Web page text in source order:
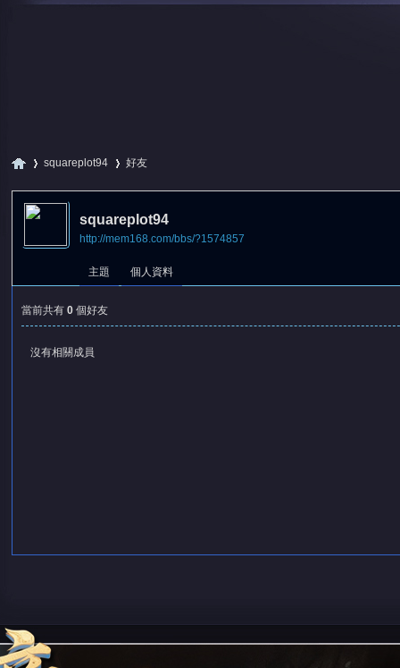
squareplot94
›
好友
squareplot94
http://mem168.com/bbs/?1574857
主題 個人資料
當前共有 0個好友
沒有相關成員